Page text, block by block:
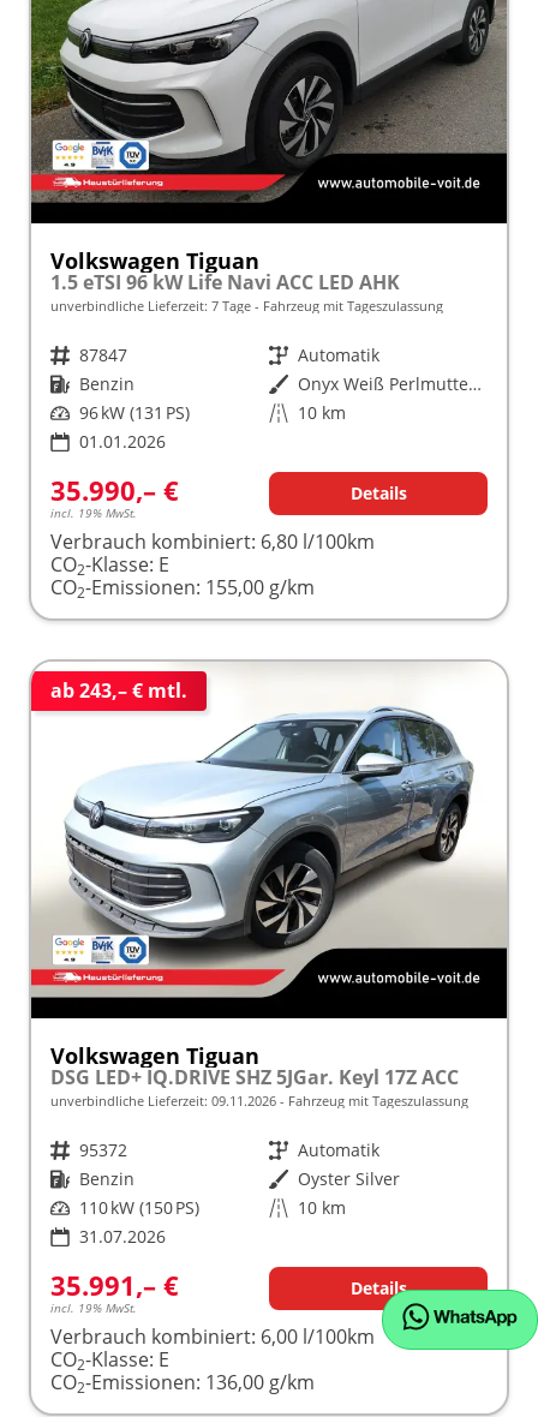
Volkswagen Tiguan
1.5 eTSI 96 kW Life Navi ACC LED AHK
unverbindliche Lieferzeit: 7 Tage Fahrzeug mit Tageszulassung
Fahrzeugnr. 87847 Getriebe Automatik
Kraftstoff Benzin Außenfarbe
Onyx Weiß Perlmutteffekt
Leistung 96 kW (131 PS) Kilometerstand 10 km
01.01.2026
35.990,– €
incl. 19% MwSt.
Details
Verbrauch kombiniert: 6,80 l/100km
CO2-Klasse: E
CO2-Emissionen: 155,00 g/km
ab 243,– € mtl.
Volkswagen Tiguan
DSG LED+ IQ.DRIVE SHZ 5JGar. Keyl 17Z ACC
unverbindliche Lieferzeit: 09.11.2026 Fahrzeug mit Tageszulassung
Fahrzeugnr. 95372 Getriebe Automatik
Kraftstoff Benzin Außenfarbe Oyster Silver
Leistung 110 kW (150 PS) Kilometerstand 10 km
31.07.2026
35.991,– €
incl. 19% MwSt.
Details
Verbrauch kombiniert: 6,00 l/100km
CO2-Klasse: E
CO2-Emissionen: 136,00 g/km